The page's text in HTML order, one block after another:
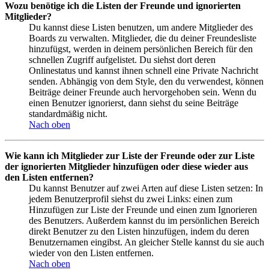
Wozu benötige ich die Listen der Freunde und ignorierten
Mitglieder?
Du kannst diese Listen benutzen, um andere Mitglieder des
Boards zu verwalten. Mitglieder, die du deiner Freundesliste
hinzufügst, werden in deinem persönlichen Bereich für den
schnellen Zugriff aufgelistet. Du siehst dort deren
Onlinestatus und kannst ihnen schnell eine Private Nachricht
senden. Abhängig von dem Style, den du verwendest, können
Beiträge deiner Freunde auch hervorgehoben sein. Wenn du
einen Benutzer ignorierst, dann siehst du seine Beiträge
standardmäßig nicht.
Nach oben
Wie kann ich Mitglieder zur Liste der Freunde oder zur Liste
der ignorierten Mitglieder hinzufügen oder diese wieder aus
den Listen entfernen?
Du kannst Benutzer auf zwei Arten auf diese Listen setzen: In
jedem Benutzerprofil siehst du zwei Links: einen zum
Hinzufügen zur Liste der Freunde und einen zum Ignorieren
des Benutzers. Außerdem kannst du im persönlichen Bereich
direkt Benutzer zu den Listen hinzufügen, indem du deren
Benutzernamen eingibst. An gleicher Stelle kannst du sie auch
wieder von den Listen entfernen.
Nach oben